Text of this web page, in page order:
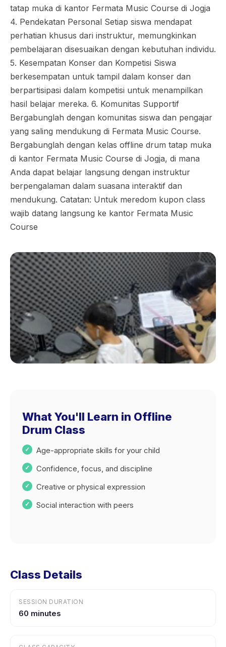
tatap muka di kantor Fermata Music Course di Jogja
4. Pendekatan Personal Setiap siswa mendapat
perhatian khusus dari instruktur, memungkinkan
pembelajaran disesuaikan dengan kebutuhan individu.
5. Kesempatan Konser dan Kompetisi Siswa
berkesempatan untuk tampil dalam konser dan
berpartisipasi dalam kompetisi untuk menampilkan
hasil belajar mereka. 6. Komunitas Supportif
Bergabunglah dengan komunitas siswa dan pengajar
yang saling mendukung di Fermata Music Course.
Bergabunglah dengan kelas offline drum tatap muka
di kantor Fermata Music Course di Jogja, di mana
Anda dapat belajar langsung dengan instruktur
berpengalaman dalam suasana interaktif dan
mendukung. Catatan: Untuk meredom kupon class
wajib datang langsung ke kantor Fermata Music
Course
What You'll Learn in Offline
Drum Class
Age-appropriate skills for your child
Confidence, focus, and discipline
Creative or physical expression
Social interaction with peers
Class Details
SESSION DURATION
60 minutes